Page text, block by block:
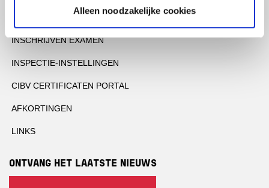
Alleen noodzakelijke cookies
OFFERTE AANVRAGEN
INSCHRIJVEN EXAMEN
INSPECTIE-INSTELLINGEN
CIBV CERTIFICATEN PORTAL
AFKORTINGEN
LINKS
ONTVANG HET LAATSTE NIEUWS